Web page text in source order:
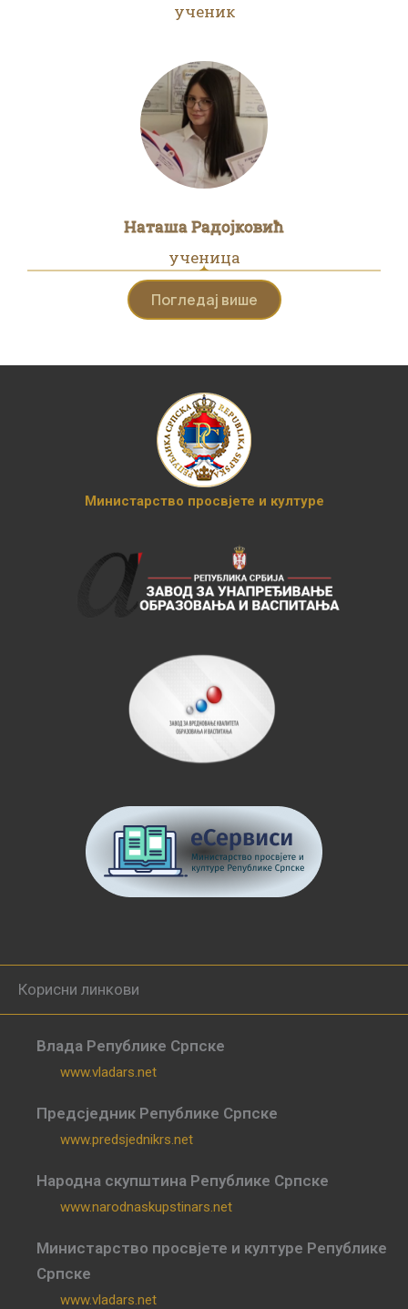
ученик
Наташа Радојковић
ученица
Погледај више
Министарство просвјете и културе
Корисни линкови
Влада Републике Српске
www.vladars.net
Предсједник Републике Српске
www.predsjednikrs.net
Народна скупштина Републике Српске
www.narodnaskupstinars.net
Министарство просвјете и културе Републике
Српске
www.vladars.net